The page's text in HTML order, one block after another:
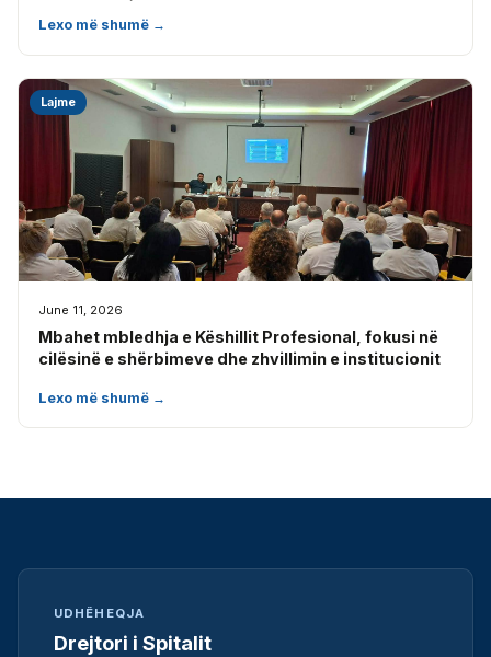
Lexo më shumë →
Lajme
June 11, 2026
Mbahet mbledhja e Këshillit Profesional, fokusi në
cilësinë e shërbimeve dhe zhvillimin e institucionit
Lexo më shumë →
UDHËHEQJA
Drejtori i Spitalit